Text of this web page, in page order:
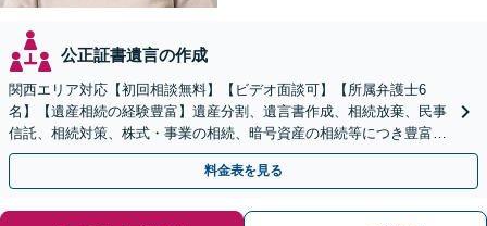
公正証書遺言の作成
関西エリア対応【初回相談無料】【ビデオ面談可】【所属弁護士6
名】【遺産相続の経験豊富】遺産分割、遺言書作成、相続放棄、民事
信託、相続対策、株式・事業の相続、暗号資産の相続等につき豊富な
対応実績。【バリアフリー】【完全個室対応】
料金表を見る